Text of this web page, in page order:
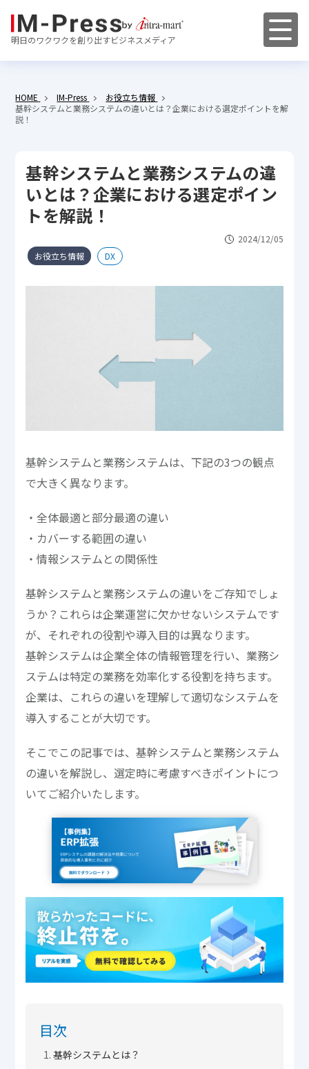
明日のワクワクを創り出すビジネスメディア
HOME IM-Press
お役立ち情報
基幹システムと業務システムの違いとは？企業における選定ポイントを解
説！
基幹システムと業務システムの違
いとは？企業における選定ポイン
トを解説！
2024/12/05
お役立ち情報
DX
基幹システムと業務システムは、下記の3つの観点
で大きく異なります。
・全体最適と部分最適の違い
・カバーする範囲の違い
・情報システムとの関係性
基幹システムと業務システムの違いをご存知でしょ
うか？これらは企業運営に欠かせないシステムです
が、それぞれの役割や導入目的は異なります。
基幹システムは企業全体の情報管理を行い、業務シ
ステムは特定の業務を効率化する役割を持ちます。
企業は、これらの違いを理解して適切なシステムを
導入することが大切です。
そこでこの記事では、基幹システムと業務システム
の違いを解説し、選定時に考慮すべきポイントにつ
いてご紹介いたします。
目次
基幹システムとは？